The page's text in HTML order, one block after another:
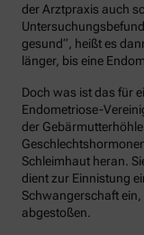
der Arztpraxis auch
gesund“, heißt es
länger, bis eine
Doch was ist das für
Endometriose-
der
Schleimhaut heran.
dient zur Einnistung
Schwangerschaft
abgestoßen.